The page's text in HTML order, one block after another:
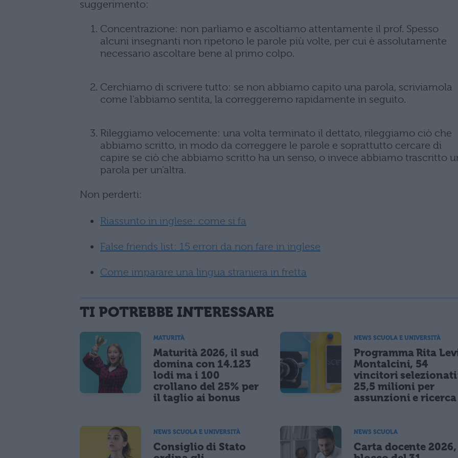
suggerimento:
Concentrazione: non parliamo e ascoltiamo attentamente il prof. Spesso
alcuni insegnanti non ripetono le parole più volte, per cui è assolutamente
necessario ascoltare bene al primo colpo.
Cerchiamo di scrivere tutto: se non abbiamo capito una parola, scriviamola
come l'abbiamo sentita, la correggeremo rapidamente in seguito.
Rileggiamo velocemente: una volta terminato il dettato, rileggiamo ciò che
abbiamo scritto, in modo da correggere le parole e soprattutto cercare di
capire se ciò che abbiamo scritto ha un senso, o invece abbiamo trascritto
parola per un'altra.
Non perderti:
Riassunto in inglese: come si fa
False friends list: 15 errori da non fare in inglese
Come imparare una lingua straniera in fretta
TI POTREBBE INTERESSARE
MATURITÀ
Maturità 2026, il sud
domina con 14.123
lodi ma i 100
crollano del 25% per
il taglio ai bonus
NEWS SCUOLA E UNIVERSITÀ
Programma Rita
Montalcini, 54
vincitori
25,5 milioni per
assunzioni e ricerca
NEWS SCUOLA E UNIVERSITÀ
Consiglio di Stato
NEWS SCUOLA
Carta docente 2026,